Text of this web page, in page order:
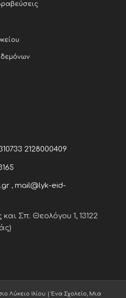
2128000409
, mail@lyk-eid-
Σπ. Θεολόγου 1, 13122
Λύκειο Ιλίου | Ένα Σχολείο, Μια